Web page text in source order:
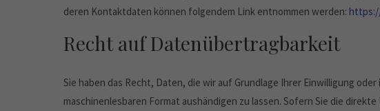
deren Kontaktdaten können folgendem Link entnommen werden:
Recht auf Datenübertragbarkeit
Sie haben das Recht, Daten, die wir auf Grundlage Ihrer Einwilligung
maschinenlesbaren Format aushändigen zu lassen. Sofern Sie die